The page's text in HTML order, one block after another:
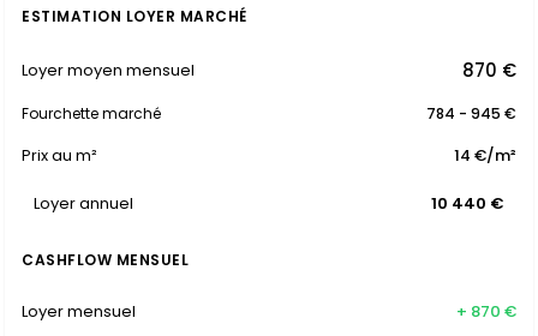
ESTIMATION LOYER MARCHÉ
Loyer moyen mensuel 870 €
Fourchette marché 784 - 945 €
Prix au m² 14 €/m²
Loyer annuel 10 440 €
CASHFLOW MENSUEL
Loyer mensuel
+ 870 €